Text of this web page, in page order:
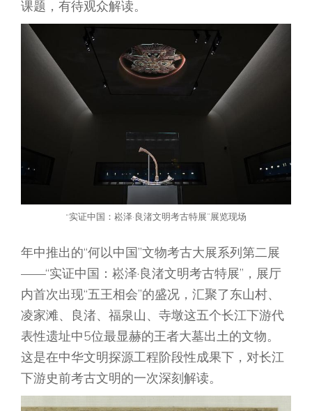
课题，有待观众解读。
“实证中国：崧泽·良渚文明考古特展”展览现场
年中推出的“何以中国”文物考古大展系列第二展
——“实证中国：崧泽·良渚文明考古特展”，展厅
内首次出现“五王相会”的盛况，汇聚了东山村、
凌家滩、良渚、福泉山、寺墩这五个长江下游代
表性遗址中5位最显赫的王者大墓出土的文物。
这是在中华文明探源工程阶段性成果下，对长江
下游史前考古文明的一次深刻解读。